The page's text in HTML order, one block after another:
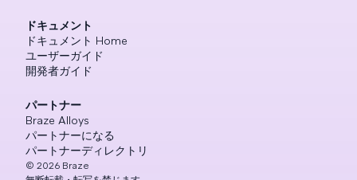
ドキュメント
ドキュメント Home
ユーザーガイド
開発者ガイド
パートナー
Braze Alloys
パートナーになる
パートナーディレクトリ
© 2026 Braze